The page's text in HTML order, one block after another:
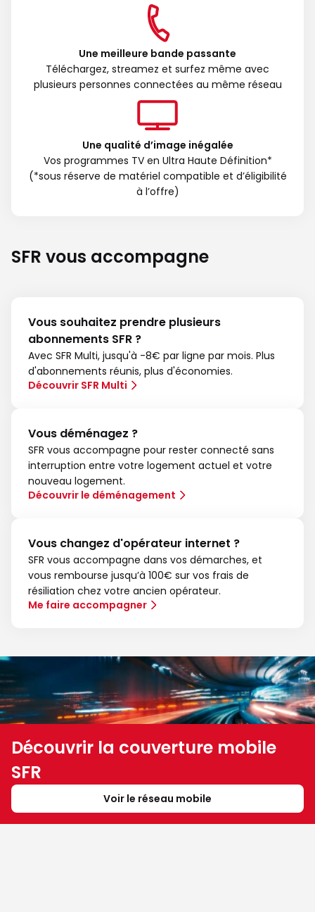
Une meilleure bande passante
Téléchargez, streamez et surfez même avec
plusieurs personnes connectées au même réseau
Une qualité d’image inégalée
Vos programmes TV en Ultra Haute Définition*
(*sous réserve de matériel compatible et d’éligibilité
à l’offre)
SFR vous accompagne
Vous souhaitez prendre plusieurs
abonnements SFR ?
Avec SFR Multi, jusqu'à -8€ par ligne par mois. Plus
d'abonnements réunis, plus d'économies.
Découvrir SFR Multi
Vous déménagez ?
SFR vous accompagne pour rester connecté sans
interruption entre votre logement actuel et votre
nouveau logement.
Découvrir le déménagement
Vous changez d'opérateur internet ?
SFR vous accompagne dans vos démarches, et
vous rembourse jusqu’à 100€ sur vos frais de
résiliation chez votre ancien opérateur.
Me faire accompagner
Découvrir la couverture mobile
SFR
Voir le réseau mobile